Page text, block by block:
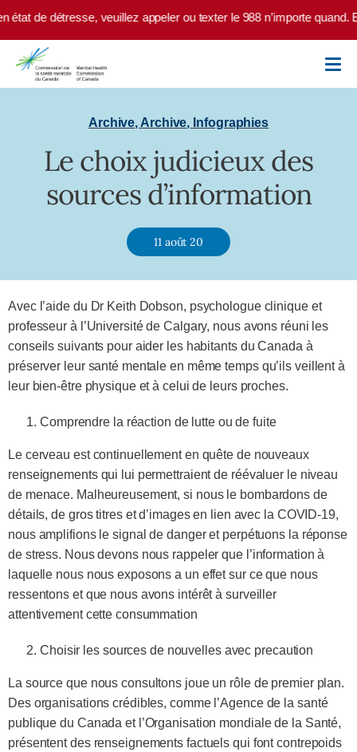
Skip to main content
de détresse, veuillez appeler ou texter le 988 n’importe quand.
Archive, Archive, Infographies
Le choix judicieux des
sources d’information
11 août 20
Avec l’aide du Dr Keith Dobson, psychologue clinique et
professeur à l’Université de Calgary, nous avons réuni les
conseils suivants pour aider les habitants du Canada à
préserver leur santé mentale en même temps qu’ils veillent à
leur bien-être physique et à celui de leurs proches.
Comprendre la réaction de lutte ou de fuite
Le cerveau est continuellement en quête de nouveaux
renseignements qui lui permettraient de réévaluer le niveau
de menace. Malheureusement, si nous le bombardons de
détails, de gros titres et d’images en lien avec la COVID-19,
nous amplifions le signal de danger et perpétuons la réponse
de stress. Nous devons nous rappeler que l’information à
laquelle nous nous exposons a un effet sur ce que nous
ressentons et que nous avons intérêt à surveiller
attentivement cette consummation
Choisir les sources de nouvelles avec precaution
La source que nous consultons joue un rôle de premier plan.
Des organisations crédibles, comme l’Agence de la santé
publique du Canada et l’Organisation mondiale de la Santé,
présentent des renseignements factuels qui font contrepoids